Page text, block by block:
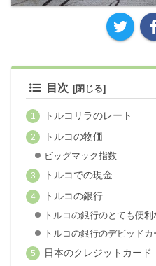
目次
トルコリラのレート
トルコの物価
ビッグマック指数
トルコでの現金
トルコの銀行
トルコの銀行のとても便利
トルコの銀行のデビッドカ
日本のクレジットカード